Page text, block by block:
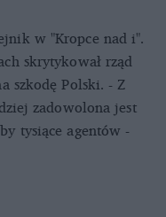
w "Kropce nad i".
skrytykował rząd
szkodę Polski. - Z
zadowolona jest
tysiące agentów -